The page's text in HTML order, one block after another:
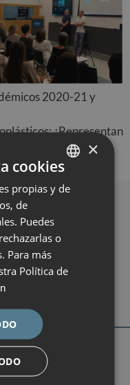
2020-21 y
¿Representan
la profesora Elena
de la UAB.
71-75
SPANISH
×
cookies
propias y de
de
Puedes
o
Para más
Política de